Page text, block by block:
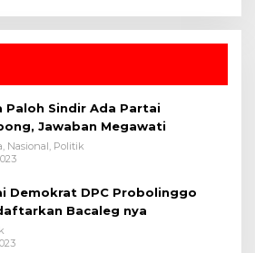
Paloh Sindir Ada Partai
Jawaban Megawati
Nasional, Politik
Demokrat DPC Probolinggo
Bacaleg nya